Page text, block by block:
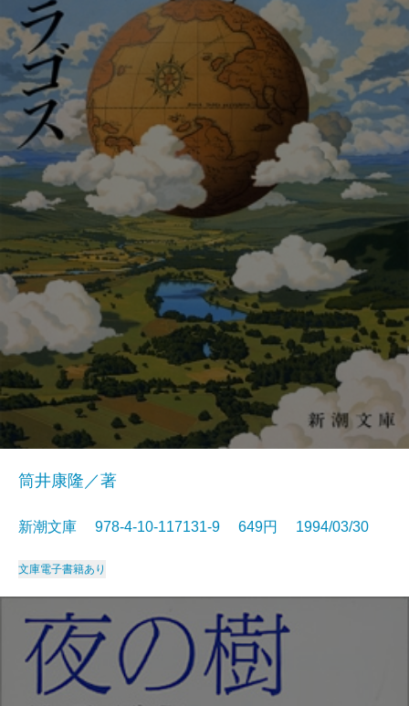
筒井康隆／著
新潮文庫 978-4-10-117131-9 649円 1994/03/30
文庫電子書籍あり